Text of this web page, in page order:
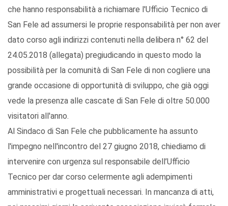
che hanno responsabilità a richiamare l'Ufficio Tecnico di
San Fele ad assumersi le proprie responsabilità per non aver
dato corso agli indirizzi contenuti nella delibera n° 62 del
24.05.2018 (allegata) pregiudicando in questo modo la
possibilità per la comunità di San Fele di non cogliere una
grande occasione di opportunità di sviluppo, che già oggi
vede la presenza alle cascate di San Fele di oltre 50.000
visitatori all'anno.
Al Sindaco di San Fele che pubblicamente ha assunto
l'impegno nell'incontro del 27 giugno 2018, chiediamo di
intervenire con urgenza sul responsabile dell’Ufficio
Tecnico per dar corso celermente agli adempimenti
amministrativi e progettuali necessari. In mancanza di atti,